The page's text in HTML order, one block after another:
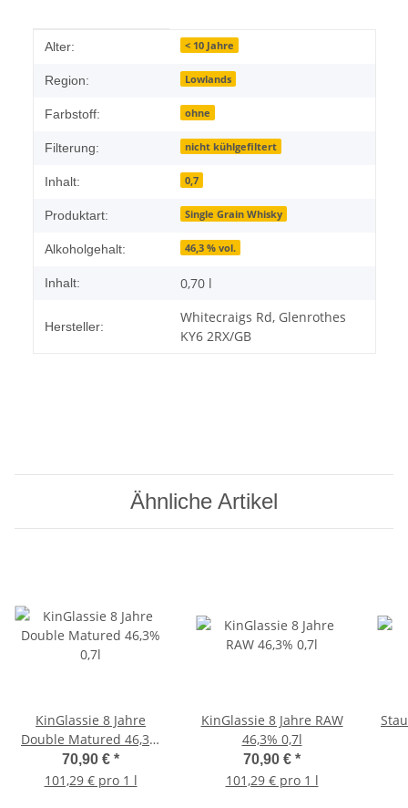
Produkteigenschaft
Wert
Alter: < 10 Jahre
Region: Lowlands
Farbstoff: ohne
Filterung: nicht kühlgefiltert
Inhalt: 0,7
Produktart: Single Grain Whisky
Alkoholgehalt: 46,3 % vol.
Inhalt: 0,70 l
Hersteller:
Whitecraigs Rd, Glenrothes
KY6 2RX/GB
Ähnliche Artikel
KinGlassie 8 Jahre
Double Matured 46,3%
0,7l
70,90 € *
101,29 € pro 1 l
KinGlassie 8 Jahre RAW
46,3% 0,7l
70,90 € *
101,29 € pro 1 l